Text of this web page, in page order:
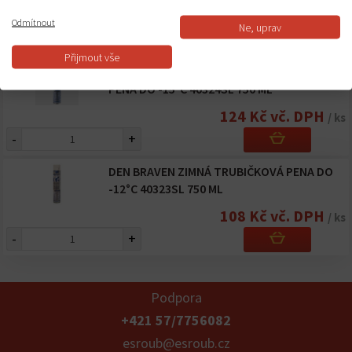
152 Kč vč. DPH/ ks
DEN BRAVEN ZIMNÁ PIŠTOĽOVÁ MONTÁŽNA
PENA DO -15°C 40324SL 750 ML
124 Kč vč. DPH / ks
- +
DEN BRAVEN ZIMNÁ TRUBIČKOVÁ PENA DO
-12°C 40323SL 750 ML
108 Kč vč. DPH / ks
- +
Podpora
+421 57/7756082
esroub@esroub.cz
Odmítnout Ne, uprav
Přijmout vše